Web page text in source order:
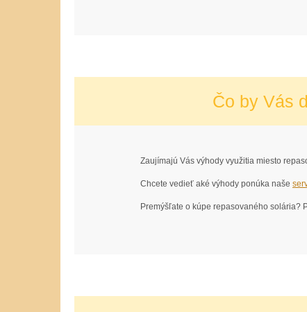
Čo by Vás
Zaujímajú Vás výhody využitia miesto
Chcete vedieť aké výhody ponúka naše
Premýšľate o kúpe repasovaného solária?